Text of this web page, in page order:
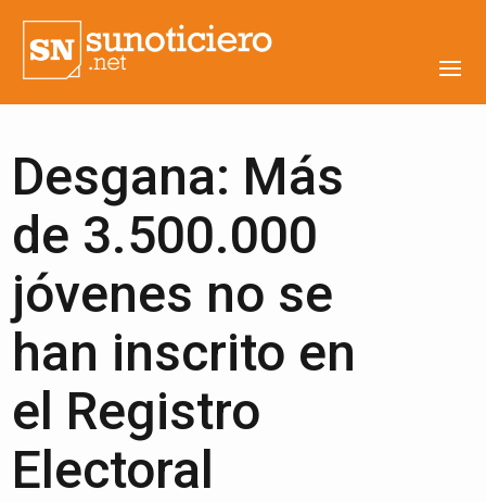
Desgana: Más
de 3.500.000
jóvenes no se
han inscrito en
el Registro
Electoral